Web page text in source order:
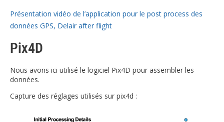
Présentation vidéo de l’application pour le post process des
données GPS, Delair after flight
Pix4D
Nous avons ici utilisé le logiciel Pix4D pour assembler les
données.
Capture des réglages utilisés sur pix4d :